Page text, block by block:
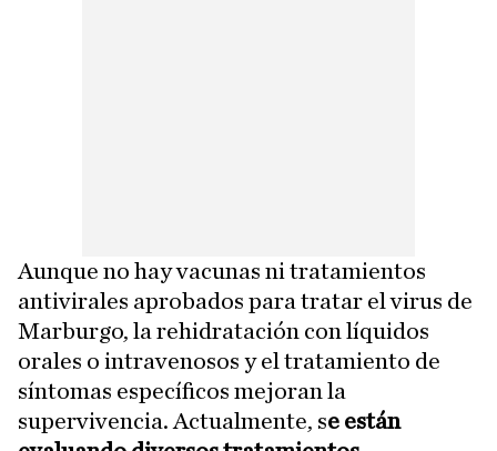
Aunque no hay vacunas ni tratamientos
antivirales aprobados para tratar el virus de
Marburgo, la rehidratación con líquidos
orales o intravenosos y el tratamiento de
síntomas específicos mejoran la
supervivencia. Actualmente, se están